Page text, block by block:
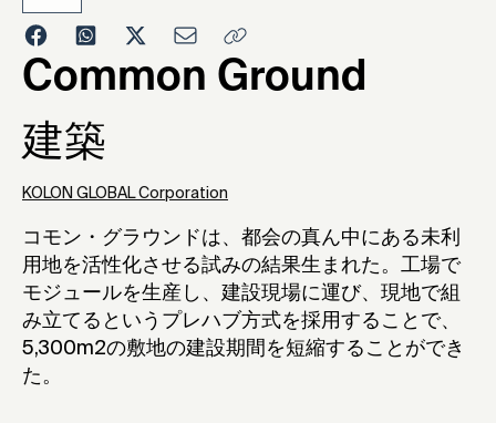
2016
Common Ground
建築
KOLON GLOBAL Corporation
コモン・グラウンドは、都会の真ん中にある未利
用地を活性化させる試みの結果生まれた。工場で
モジュールを生産し、建設現場に運び、現地で組
み立てるというプレハブ方式を採用することで、
5,300m2の敷地の建設期間を短縮することができ
た。